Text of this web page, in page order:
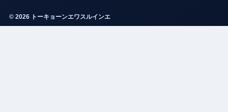
© 2026 トーキョーンエワスルインエ